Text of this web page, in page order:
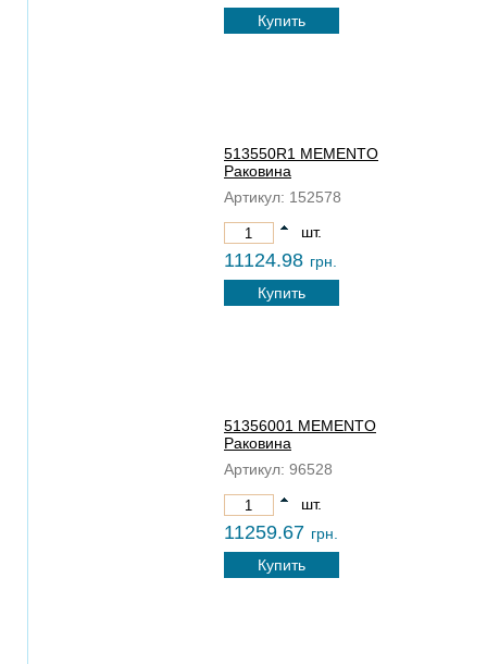
Купить
513550R1 MEMENTO
Раковина
Артикул: 152578
шт.
11124.98 грн.
Купить
51356001 MEMENTO
Раковина
Артикул: 96528
шт.
11259.67 грн.
Купить